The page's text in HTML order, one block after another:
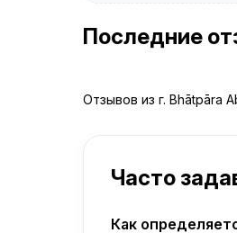
Последние
Отзывов из г. Bhātpāra
Часто
Как